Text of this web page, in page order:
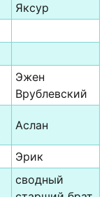
Яксур
Эжен
Врублевский
Аслан
Эрик
сводный